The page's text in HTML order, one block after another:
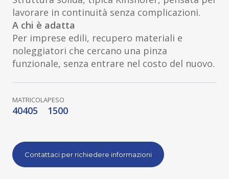
lavorare in continuità senza complicazioni.
A chi è adatta
Per imprese edili, recupero materiali e
noleggiatori che cercano una pinza
funzionale, senza entrare nel costo del nuovo.
MATRICOLA
40405
PESO
1500
Contattaci per richiedere informazioni